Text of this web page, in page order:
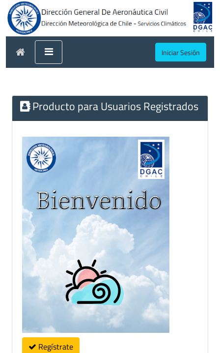
Iniciar Sesión
Producto para Usuarios Registrados
Regístrate